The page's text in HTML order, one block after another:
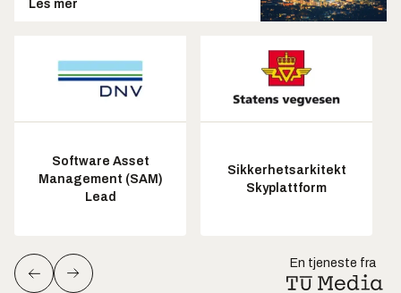
Les mer
Software Asset
Management (SAM)
Lead
Sikkerhetsarkitekt
Skyplattform
En tjeneste fra